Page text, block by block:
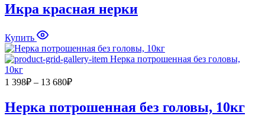
800₽
498₽
Икра красная нерки
Купить
1 398₽ – 13 680₽Диапазон
398₽
Нерка потрошенная без головы, 10кг